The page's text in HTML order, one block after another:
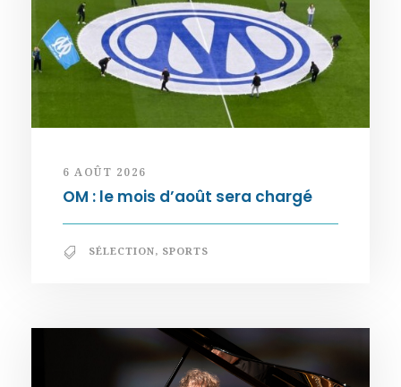
6 AOÛT 2026
OM : le mois d’août sera chargé
SÉLECTION, SPORTS